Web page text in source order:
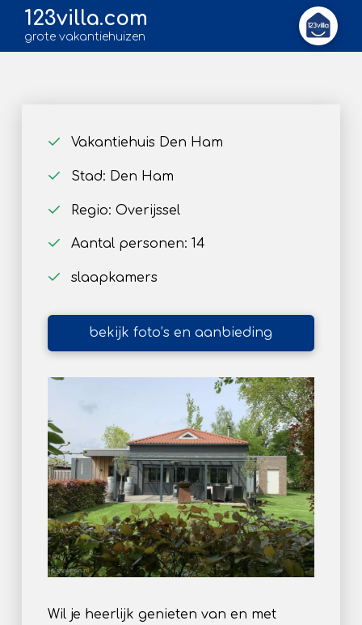
123villa.com
grote vakantiehuizen
Vakantiehuis Den Ham
Stad: Den Ham
Regio: Overijssel
Aantal personen: 14
slaapkamers
bekijk foto’s en aanbieding
Wil je heerlijk genieten van en met